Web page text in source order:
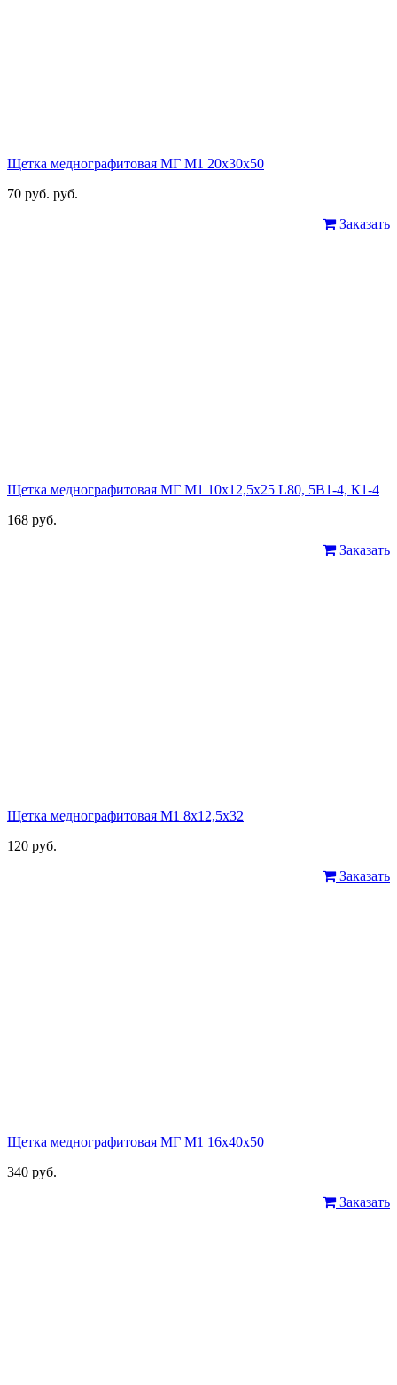
Щетка меднографитовая МГ М1 20х30х50
70 руб. руб.
Заказать
Щетка меднографитовая МГ М1 10х12,5х25 L80, 5В1-4, К1-4
168 руб.
Заказать
Щетка меднографитовая М1 8х12,5х32
120 руб.
Заказать
Щетка меднографитовая МГ М1 16х40х50
340 руб.
Заказать